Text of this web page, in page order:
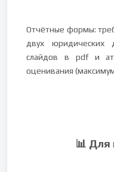
Отчётные формы:
двух юридических
слайдов в pdf и
оценивания
📊 Для